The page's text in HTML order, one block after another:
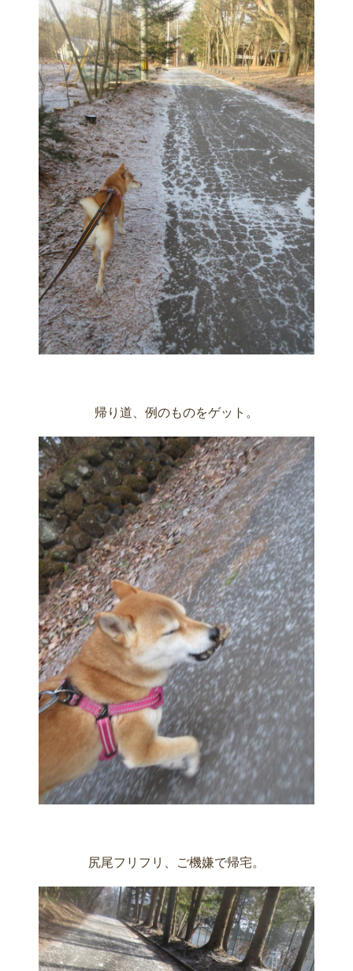
帰り道、例のものをゲット。
尻尾フリフリ、ご機嫌で帰宅。